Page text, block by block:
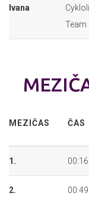
Ivana
Team
MEZIČAS ČAS
1.
2.